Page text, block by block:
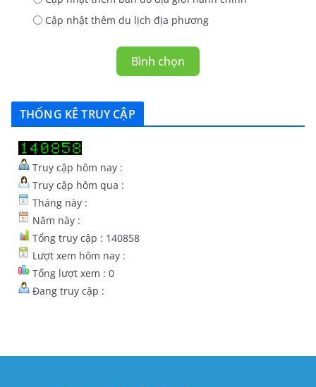
Cập nhật thêm du lịch địa phương
Bình chọn
THỐNG KÊ TRUY CẬP
Truy cập hôm nay :
Truy cập hôm qua :
Tháng này :
Năm này :
Tổng truy cập : 140858
Lượt xem hôm nay :
Tổng lượt xem : 0
Đang truy cập :